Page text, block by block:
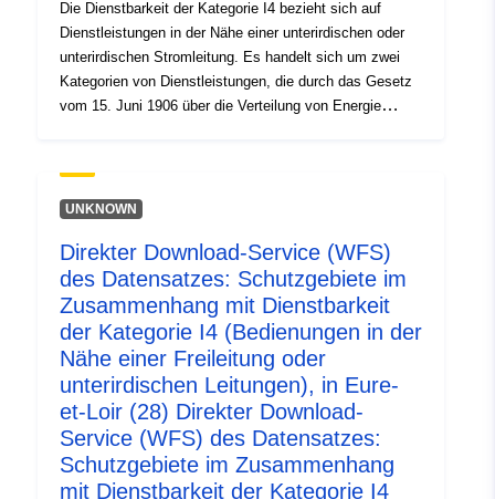
Identifikatorer:
http://catalogue.geo-
ide.developpement-
durable.gouv.fr/service/fr-
120066022-srv-9961d270-b4cd-
4b52-98a1-d7a3227f269d
Type:
Ressurs:
http://inspire.ec.europa.eu/
codelist/ResourceType/services
Die Dienstbarkeit der Kategorie I4 bezieht sich auf
Dienstleistungen in der Nähe einer unterirdischen oder
unterirdischen Stromleitung. Es handelt sich um zwei
Kategorien von Dienstleistungen, die durch das Gesetz
vom 15. Juni 1906 über die Verteilung von Energie
elektrischer Energie: — Verankerungen, die es
ermöglichen, Stützen und Verankerungen für
oder Fassaden mit Blick auf die öffentliche Straße oder
auf den Dächern und Terrassen der Gebäude dauerhaft
herzustellen; — Überhangsdienstbarkeit, die es
ermöglicht, die Stromleiter über die privaten
Grundstücke zu bringen, — Durchgangs- oder
Stützfunktion, die es ermöglicht, auf unbebauten
Privatgrundstücken, die nicht mit Mauern oder
gleichwertigen Zäunen verschlossen sind, unterirdische
Rohrleitungen oder Halterungen für Luftleiter zu
errichten; — Beschneiden und Einschlagen von Bäumen
zum Schneiden von Bäumen und Zweigen von Bäumen,
UNKNOWN
Direkter Download-Service (WFS)
des Datensatzes: Schutzgebiete im
Zusammenhang mit Dienstbarkeit
der Kategorie I4 (Bedienungen in der
Nähe einer Freileitung oder
unterirdischen Leitungen), in Eure-
et-Loir (28) Direkter Download-
Service (WFS) des Datensatzes:
Schutzgebiete im Zusammenhang
mit Dienstbarkeit der Kategorie I4